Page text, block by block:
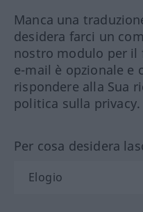
Manca una
desidera farci un
nostro modulo per il
e-mail è opzionale e
rispondere alla Sua
politica sulla privacy.
Per cosa desidera